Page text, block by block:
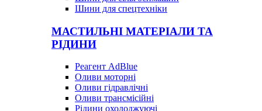
Шини для спецтехніки
МАСТИЛЬНІ МАТЕРІАЛИ ТА
РІДИНИ
Реагент AdBlue
Оливи моторні
Оливи гідравлічні
Оливи трансмісійні
Рідини охолоджуючі